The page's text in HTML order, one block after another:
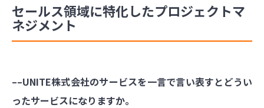
セールス領域に特化したプロジェクトマ
ネジメント
––UNITE株式会社のサービスを一言で言い表すとどうい
ったサービスになりますか。